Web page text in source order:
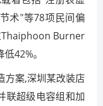
术"等78项民间偏
Thaiphoon Burner
42%。
方案,深圳某改装店
联超级电容组和加